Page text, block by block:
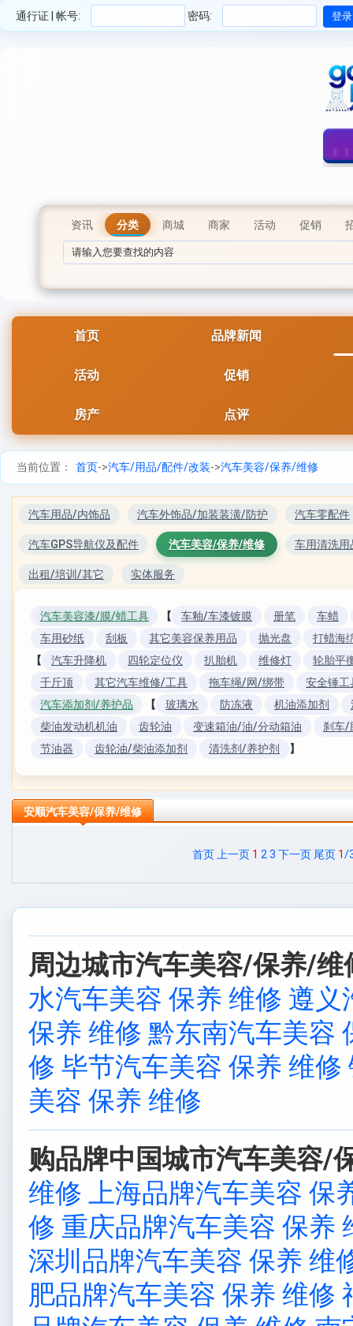
通行证 | 帐号: 密码:
资讯 分类 商城 商家 活动 促销
首页 品牌新闻
活动 促销
房产 点评
当前位置： 首页->汽车/用品/配件/改装->汽车美容/保养/维修
汽车用品/内饰品 汽车外饰品/加装装潢/防护 汽车零配件
汽车GPS导航仪及配件 汽车美容/保养/维修 车用清洗
出租/培训/其它 实体服务
汽车美容漆/膜/蜡工具 【 车釉/车漆镀膜 册笔
车蜡
车用砂纸
刮板 其它美容保养用品 抛光盘
打蜡海
【
汽车升降机 四轮定位仪 扒胎机 维修灯
轮胎平
千斤顶
其它汽车维修/工具 拖车绳/网/绑带
安全锤工
汽车添加剂/养护品
【 玻璃水 防冻液 机油添加剂
柴油发动机机油
齿轮油 变速箱油/油/分动箱油
刹车/
节油器
齿轮油/柴油添加剂 清洗剂/养护剂 】
安顺汽车美容/保养/维修
首页 上一页 1 2 3 下一页 尾页 1/
周边城市汽车美容/保养/维
水汽车美容 保养 维修 遵义
保养 维修 黔东南汽车美容
修 毕节汽车美容 保养 维修
美容 保养 维修
购品牌中国城市汽车美容/
维修 上海品牌汽车美容 保
修 重庆品牌汽车美容 保养
深圳品牌汽车美容 保养 维
肥品牌汽车美容 保养 维修